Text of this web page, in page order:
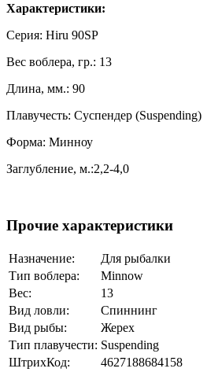
Характеристики:
Серия: Hiru 90SP
Вес воблера, гр.: 13
Длина, мм.: 90
Плавучесть: Суспендер (Suspending)
Форма: Минноу
Заглубление, м.:2,2-4,0
Прочие характеристики
Назначение:
Для рыбалки
Тип воблера:
Minnow
Вес:
13
Вид ловли:
Спиннинг
Вид рыбы:
Жерех
Тип плавучести: Suspending
ШтрихКод:
4627188684158